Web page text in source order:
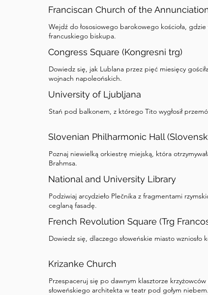
Franciscan Church of the
Wejdź do łososiowego barokowego kościoła,
francuskiego biskupa.
Congress Square (Kongresni trg)
Dowiedz się, jak Lublana przez pięć miesięcy
wojnach napoleońskich.
University of Ljubljana
Stań pod balkonem, z którego Tito wygłosił
Slovenian Philharmonic Hall
Poznaj niewielką orkiestrę miejską, która
Brahmsa.
National and University Library
Podziwiaj arcydzieło Plečnika z fragmentami
ceglaną fasadę.
French Revolution Square (Trg
Dowiedz się, dlaczego słoweńskie miasto
Krizanke Church
Przespaceruj się po dawnym klasztorze
słoweńskiego architekta w teatr pod gołym niebem.